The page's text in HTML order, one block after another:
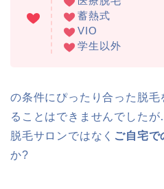
蓄熱式
VIO
学生以外
の条件にぴったり合った脱
ることはできませんでしたが
脱毛サロンではなく ご自宅で
か?